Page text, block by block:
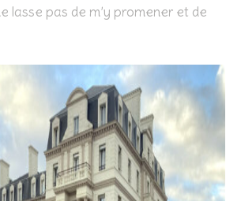
lasse pas de m’y promener et de